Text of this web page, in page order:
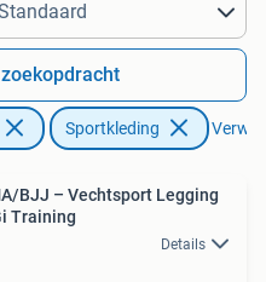
Sportkleding
BJJ – Vechtsport Legging
Training
Details